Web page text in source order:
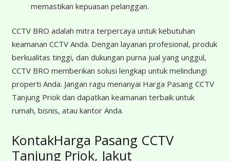
memastikan kepuasan pelanggan.
CCTV BRO adalah mitra terpercaya untuk kebutuhan
keamanan CCTV Anda. Dengan layanan profesional, produk
berkualitas tinggi, dan dukungan purna jual yang unggul,
CCTV BRO memberikan solusi lengkap untuk melindungi
properti Anda. Jangan ragu menanyai Harga Pasang CCTV
Tanjung Priok dan dapatkan keamanan terbaik untuk
rumah, bisnis, atau kantor Anda.
KontakHarga Pasang CCTV
Tanjung Priok, Jakut